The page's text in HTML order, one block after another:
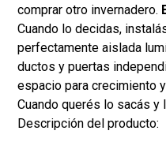
comprar otro invernadero.
Cuando lo decidas,
perfectamente aislada
ductos y puertas
espacio para crecimiento
Cuando querés lo sacás y
Descripción del producto: